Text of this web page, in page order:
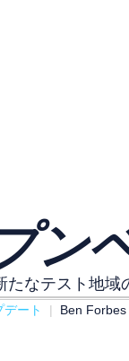
ン
なテスト地域
ート Ben Forbes